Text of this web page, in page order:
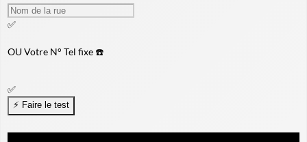
✅
OUVotre N° Tel fixe ☎️
✅